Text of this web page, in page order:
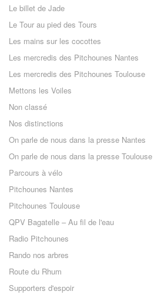
Le billet de Jade
Le Tour au pied des Tours
Les mains sur les cocottes
Les mercredis des Pitchounes Nantes
Les mercredis des Pitchounes Toulouse
Mettons les Voiles
Non classé
Nos distinctions
On parle de nous dans la presse Nantes
On parle de nous dans la presse Toulouse
Parcours à vélo
Pitchounes Nantes
Pitchounes Toulouse
QPV Bagatelle – Au fil de l'eau
Radio Pitchounes
Rando nos arbres
Route du Rhum
Supporters d'espoir